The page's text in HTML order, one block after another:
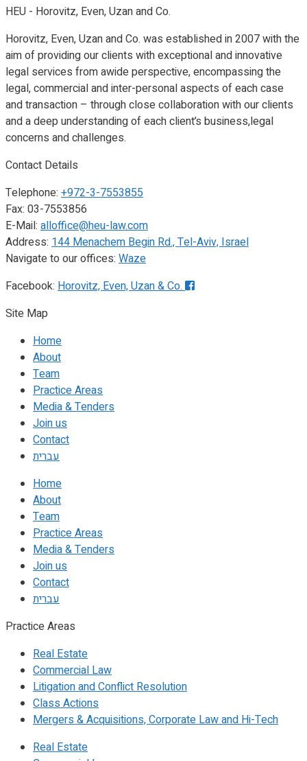
HEU - Horovitz, Even, Uzan and Co.
Horovitz, Even, Uzan and Co. was established in 2007 with the
aim of providing our clients with exceptional and innovative
legal services from awide perspective, encompassing the
legal, commercial and inter-personal aspects of each case
and transaction – through close collaboration with our clients
and a deep understanding of each client’s business,legal
concerns and challenges.
Contact Details
Telephone: +972-3-7553855
Fax: 03-7553856
E-Mail: alloffice@heu-law.com
Address: 144 Menachem Begin Rd., Tel-Aviv, Israel
Navigate to our offices: Waze
Facebook: Horovitz, Even, Uzan & Co.
Site Map
Home
About
Team
Practice Areas
Media & Tenders
Join us
Contact
עברית
Home
About
Team
Practice Areas
Media & Tenders
Join us
Contact
עברית
Practice Areas
Real Estate
Commercial Law
Litigation and Conflict Resolution
Class Actions
Mergers & Acquisitions, Corporate Law and Hi-Tech
Real Estate